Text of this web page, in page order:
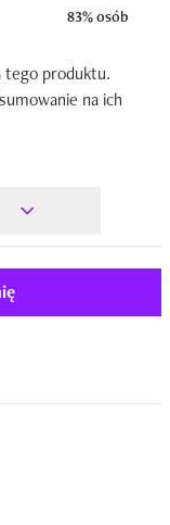
83% osób
tego produktu.
na ich